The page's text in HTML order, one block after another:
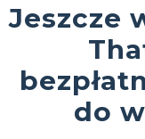
Jeszcze
do